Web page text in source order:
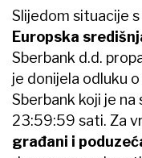
Slijedom situacije
Europska
Sberbank d.d.
je donijela odluku
Sberbank koji je na
23:59:59 sati. Za
građani i